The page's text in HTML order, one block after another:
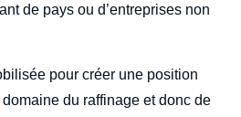
de pays ou d’entreprises non
pour créer une position
du raffinage et donc de